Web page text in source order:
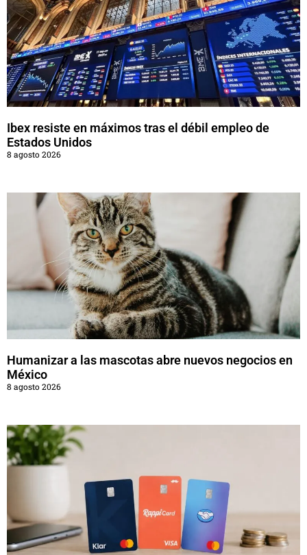
Ibex resiste en máximos tras el débil empleo de
Estados Unidos
8 agosto 2026
Humanizar a las mascotas abre nuevos negocios en
México
8 agosto 2026